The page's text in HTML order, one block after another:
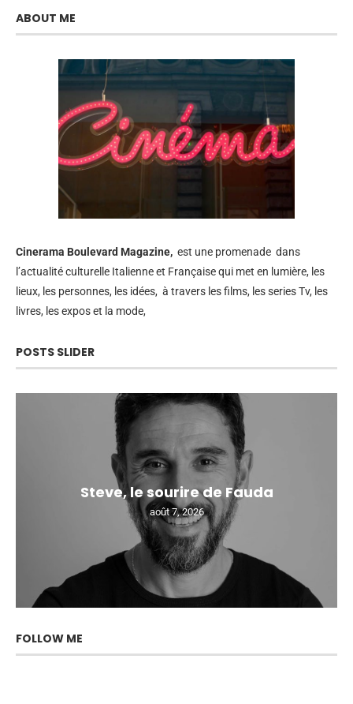
ABOUT ME
Cinerama Boulevard Magazine, est une promenade dans
l’actualité culturelle Italienne et Française qui met en lumière, les
lieux, les personnes, les idées, à travers les films, les series Tv, les
livres, les expos et la mode,
POSTS SLIDER
Steve, le sourire de Fauda
août 7, 2026
FOLLOW ME